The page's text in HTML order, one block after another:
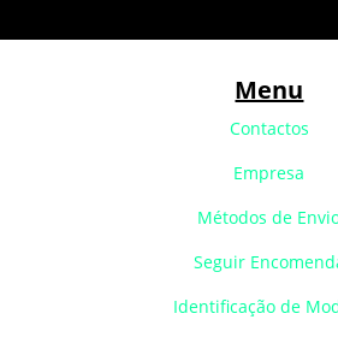
Menu
Contactos
Empresa
Métodos de
Seguir
Identificação de